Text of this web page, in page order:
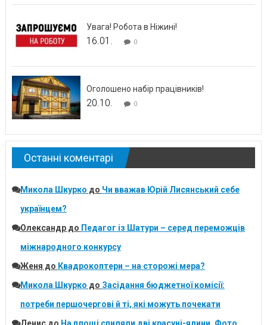
Увага! Робота в Ніжині!
16.01. 0
Оголошено набір працівників!
20.10. 0
Останні коментарі
Микола Шкурко до Чи вважав Юрій Лисянський себе
українцем?
Олександрдо Педагог із Шатури – серед переможців
міжнародного конкурсу
Женя до Квадрокоптери – на сторожі мера?
Микола Шкурко до Засідання бюджетної комісії:
потреби першочергові й ті, які можуть почекати
Денисдо На площі спиляли дві красуні-ялини. Фото